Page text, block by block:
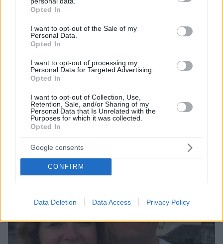
grant or deny consent to Google and its third-party tags to
use your data for below specified purposes in below Google
consent section.
Opted In
I want to opt-out of the Sale of my
Personal Data.
Opted In
I want to opt-out of processing my
Personal Data for Targeted Advertising.
Opted In
I want to opt-out of Collection, Use,
Retention, Sale, and/or Sharing of my
Personal Data that Is Unrelated with the
Purposes for which it was collected.
Opted In
Google consents
CONFIRM
Data Deletion Data Access Privacy Policy
Παναθηναϊκού», βίντεο
Αυτά είναι τα σημάδια που δείχνουν ότι ο σκύλος σας
είναι παραμελημένος
πριν 32 λεπτά
ΔΕΙΤΕ ΟΛΕΣ ΤΙΣ ΕΙΔΗΣΕΙΣ
ΤΑ ΠΙΟ ΔΗΜΟΦΙΛΗ